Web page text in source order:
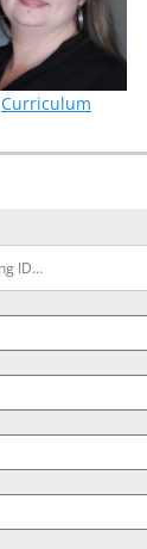
Curriculum